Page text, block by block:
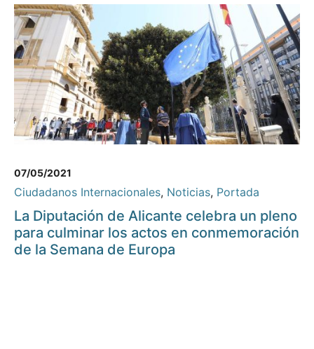
07/05/2021
Ciudadanos Internacionales, Noticias, Portada
La Diputación de Alicante celebra un pleno
para culminar los actos en conmemoración
de la Semana de Europa